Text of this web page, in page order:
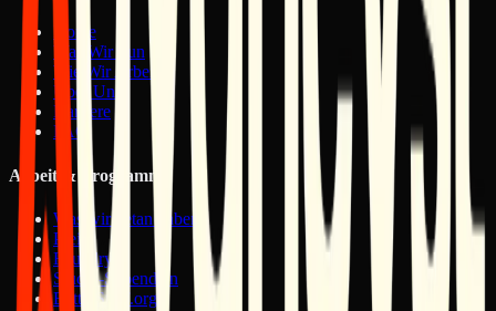
Home
Was Wir Tun
Wie Wir Arbeiten
Über Uns
Karriere
FAQ
Arbeit & Programme
Was wir getan haben
Preise
Foundry
Studio-Stipendien
BetterStuff.org